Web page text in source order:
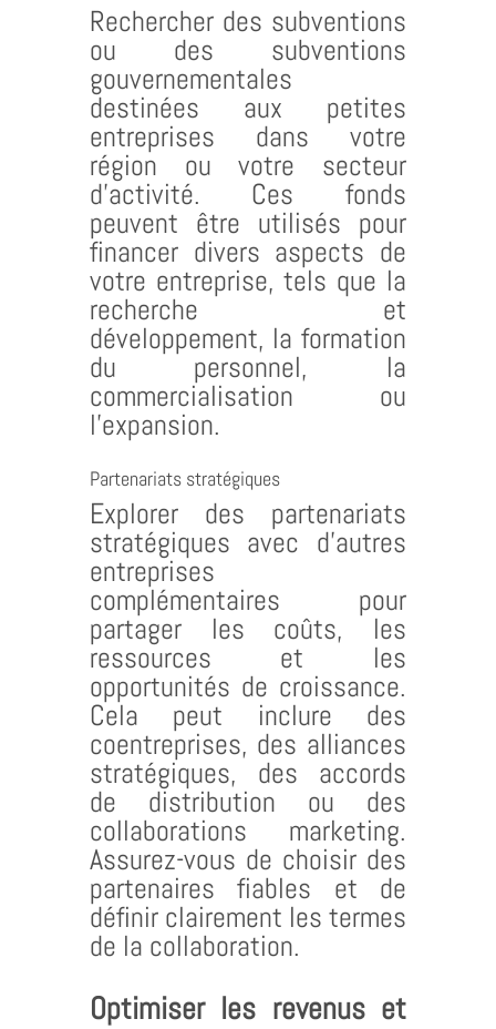
Rechercher des subventions
ou des subventions
gouvernementales
destinées aux petites
entreprises dans votre
région ou votre secteur
d’activité. Ces fonds
peuvent être utilisés pour
financer divers aspects de
votre entreprise, tels que la
recherche et
développement, la formation
du personnel, la
commercialisation ou
l’expansion.
Partenariats stratégiques
Explorer des partenariats
stratégiques avec d’autres
entreprises
complémentaires pour
partager les coûts, les
ressources et les
opportunités de croissance.
Cela peut inclure des
coentreprises, des alliances
stratégiques, des accords
de distribution ou des
collaborations marketing.
Assurez-vous de choisir des
partenaires fiables et de
définir clairement les termes
de la collaboration.
Optimiser les revenus et